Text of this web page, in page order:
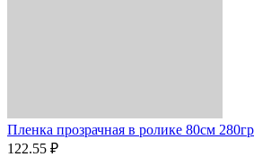
Пленка прозрачная в ролике 80см 280гр
122.55 ₽